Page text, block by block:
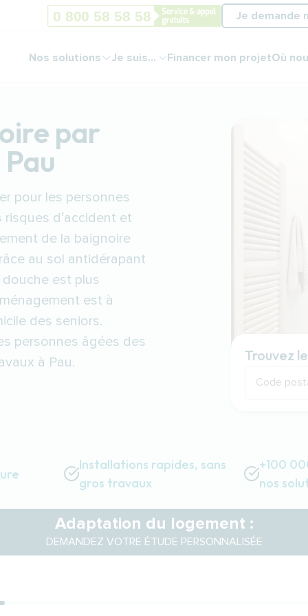
Je demande
Nos solutions Je suis... Financer mon projetOù
par
pour les personnes
d’accident et
de la baignoire
au sol antidérapant
douche est plus
est à
des seniors.
personnes âgées des
à Pau.
Trouvez
Code
Installations rapides, sans
gros travaux
+100
nos
Adaptation du logement :
DEMANDEZ VOTRE ÉTUDE PERSONNALISÉE